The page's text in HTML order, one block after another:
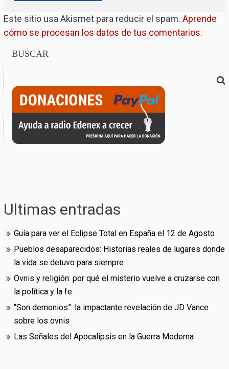
Este sitio usa Akismet para reducir el spam. Aprende
cómo se procesan los datos de tus comentarios.
BUSCAR
Ultimas entradas
Guía para ver el Eclipse Total en España el 12 de Agosto
Pueblos desaparecidos: Historias reales de lugares donde
la vida se detuvo para siempre
Ovnis y religión: por qué el misterio vuelve a cruzarse con
la política y la fe
“Son demonios”: la impactante revelación de JD Vance
sobre los ovnis
Las Señales del Apocalipsis en la Guerra Moderna